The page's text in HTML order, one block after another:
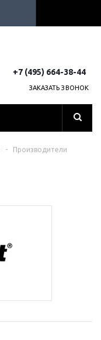
+7 (495) 664-38-44
ЗАКАЗАТЬ ЗВОНОК
- Производители